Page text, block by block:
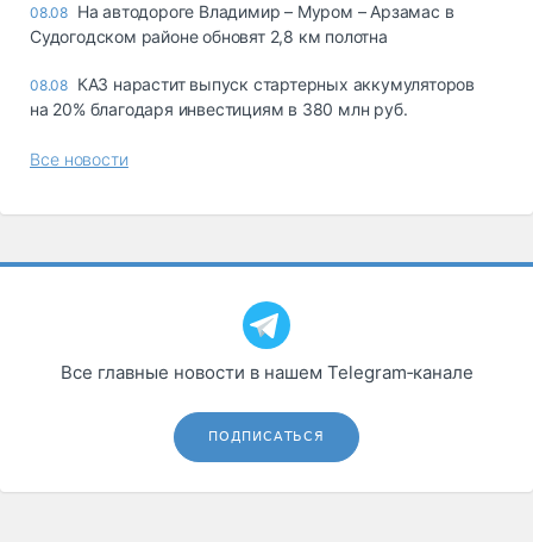
08.08 На автодороге Владимир – Муром – Арзамас в
Судогодском районе обновят 2,8 км полотна
08.08 КАЗ нарастит выпуск стартерных аккумуляторов
на 20% благодаря инвестициям в 380 млн руб.
Все новости
Все главные новости в нашем Telegram‑канале
ПОДПИСАТЬСЯ